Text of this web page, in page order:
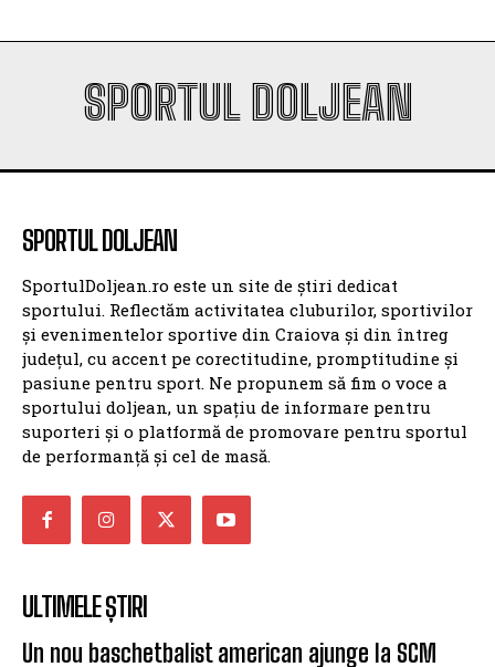
SPORTUL DOLJEAN
SPORTUL DOLJEAN
SportulDoljean.ro este un site de știri dedicat
sportului. Reflectăm activitatea cluburilor, sportivilor
și evenimentelor sportive din Craiova și din întreg
județul, cu accent pe corectitudine, promptitudine și
pasiune pentru sport. Ne propunem să fim o voce a
sportului doljean, un spațiu de informare pentru
suporteri și o platformă de promovare pentru sportul
de performanță și cel de masă.
ULTIMELE ȘTIRI
Un nou baschetbalist american ajunge la SCM